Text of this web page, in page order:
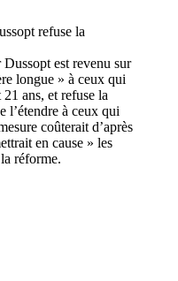
est revenu sur
longue » à ceux qui
ans, et refuse la
l’étendre à ceux qui
coûterait d’après
en cause » les
réforme.